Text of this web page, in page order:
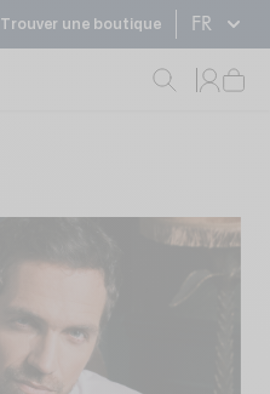
Trouver une boutique
FR